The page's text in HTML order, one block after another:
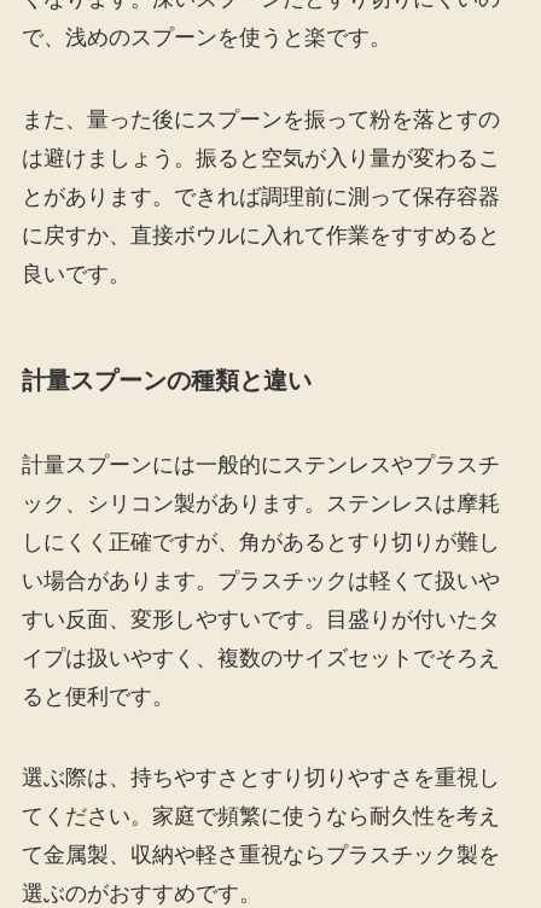
で、浅めのスプーンを使うと楽です。
また、量った後にスプーンを振って粉を落とすの
は避けましょう。振ると空気が入り量が変わるこ
とがあります。できれば調理前に測って保存容器
に戻すか、直接ボウルに入れて作業をすすめると
良いです。
計量スプーンの種類と違い
計量スプーンには一般的にステンレスやプラスチ
ック、シリコン製があります。ステンレスは摩耗
しにくく正確ですが、角があるとすり切りが難し
い場合があります。プラスチックは軽くて扱いや
すい反面、変形しやすいです。目盛りが付いたタ
イプは扱いやすく、複数のサイズセットでそろえ
ると便利です。
選ぶ際は、持ちやすさとすり切りやすさを重視し
てください。家庭で頻繁に使うなら耐久性を考え
て金属製、収納や軽さ重視ならプラスチック製を
選ぶのがおすすめです。